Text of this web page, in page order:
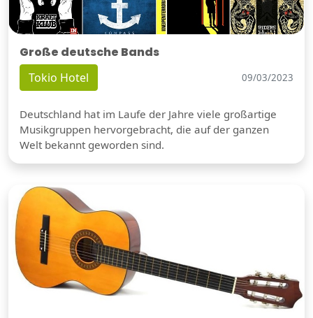
Große deutsche Bands
Tokio Hotel 09/03/2023
Deutschland hat im Laufe der Jahre viele großartige
Musikgruppen hervorgebracht, die auf der ganzen
Welt bekannt geworden sind.